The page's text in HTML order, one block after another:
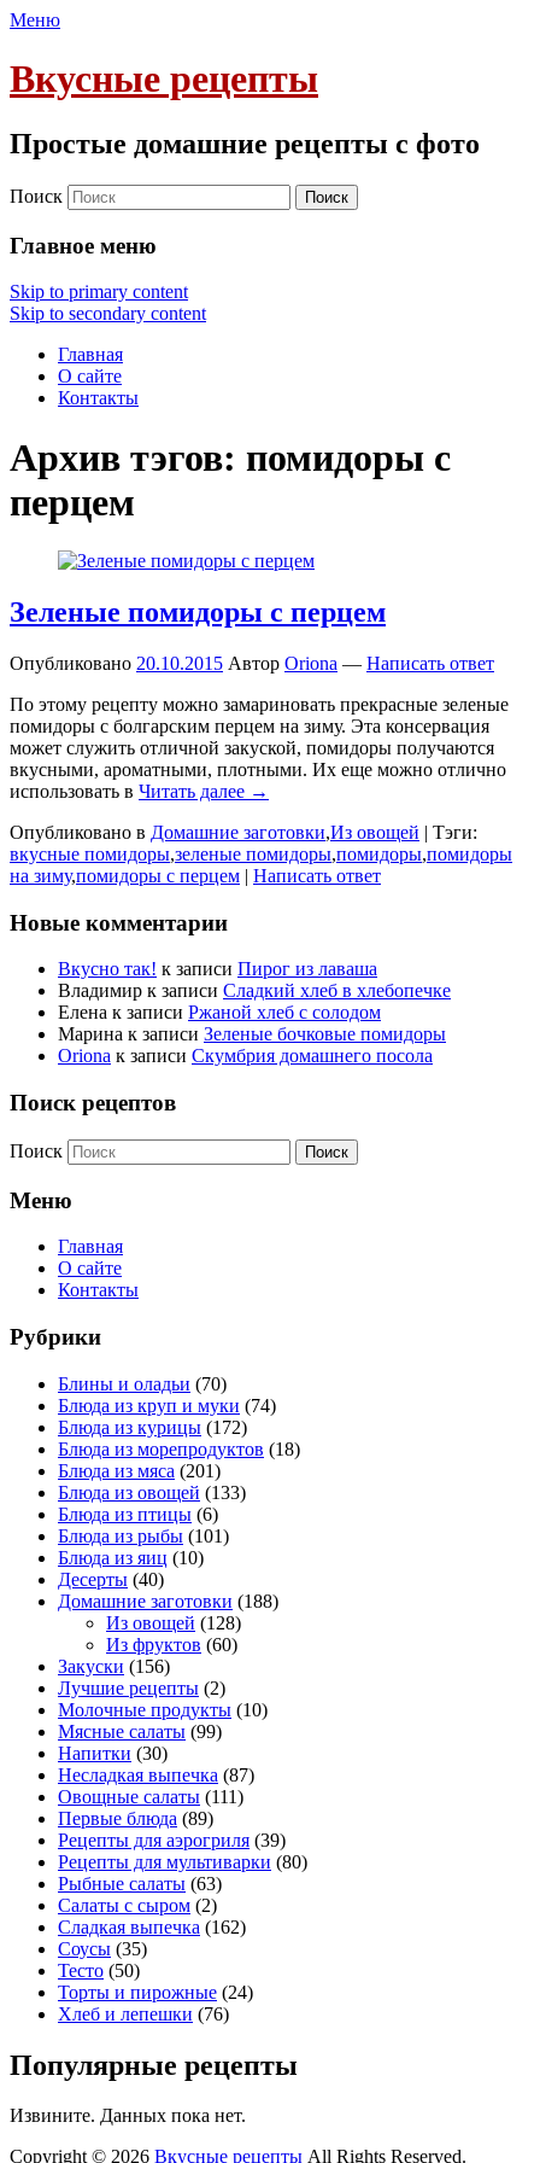
Меню
Вкусные рецепты
Простые домашние рецепты с фото
Поиск
Главное меню
Skip to primary content
Skip to secondary content
Главная
О сайте
Контакты
Архив тэгов: помидоры с
перцем
Зеленые помидоры с перцем
Опубликовано 20.10.2015 Автор Oriona — Написать ответ
По этому рецепту можно замариновать прекрасные зеленые
помидоры с болгарским перцем на зиму. Эта консервация
может служить отличной закуской, помидоры получаются
вкусными, ароматными, плотными. Их еще можно отлично
использовать в Читать далее →
Опубликовано в Домашние заготовки,Из овощей | Тэги:
вкусные помидоры,зеленые помидоры,помидоры,помидоры
на зиму,помидоры с перцем | Написать ответ
Новые комментарии
Вкусно так! к записи Пирог из лаваша
Владимир к записи Сладкий хлеб в хлебопечке
Елена к записи Ржаной хлеб с солодом
Марина к записи Зеленые бочковые помидоры
Oriona к записи Скумбрия домашнего посола
Поиск рецептов
Поиск
Меню
Главная
О сайте
Контакты
Рубрики
Блины и оладьи (70)
Блюда из круп и муки (74)
Блюда из курицы (172)
Блюда из морепродуктов (18)
Блюда из мяса (201)
Блюда из овощей (133)
Блюда из птицы (6)
Блюда из рыбы (101)
Блюда из яиц (10)
Десерты (40)
Домашние заготовки (188)
Из овощей (128)
Из фруктов (60)
Закуски (156)
Лучшие рецепты (2)
Молочные продукты (10)
Мясные салаты (99)
Напитки (30)
Несладкая выпечка (87)
Овощные салаты (111)
Первые блюда (89)
Рецепты для аэрогриля (39)
Рецепты для мультиварки (80)
Рыбные салаты (63)
Салаты с сыром (2)
Сладкая выпечка (162)
Соусы (35)
Тесто (50)
Торты и пирожные (24)
Хлеб и лепешки (76)
Популярные рецепты
Извините. Данных пока нет.
Copyright © 2026 Вкусные рецепты All Rights Reserved.